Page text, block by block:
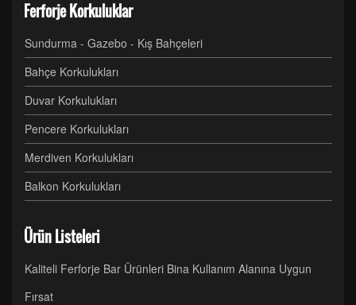
Ferforje Korkuluklar
Sundurma - Gazebo - Kış Bahçeleri
Bahçe Korkulukları
Duvar Korkulukları
Pencere Korkulukları
Merdiven Korkulukları
Balkon Korkulukları
Ürün Listeleri
Kaliteli Ferforje Bar Ürünleri Bina Kullanım Alanına Uygun
Fırsat